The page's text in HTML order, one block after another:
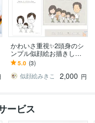
かわいさ重視✨2頭身のシ
ンプル似顔絵お描きしま
す 【先着5名様限定特別価
格】ご家族全員ゆる〜い
タッチで大集合✨
5.0 (3)
似顔絵みきこ
2,000 円
ービス